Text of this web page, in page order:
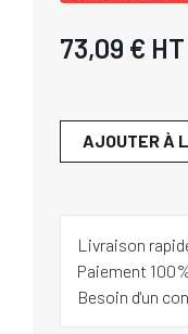
73,09 € HT
AJOUTER À
Livraison
Paiement
Besoin d'un